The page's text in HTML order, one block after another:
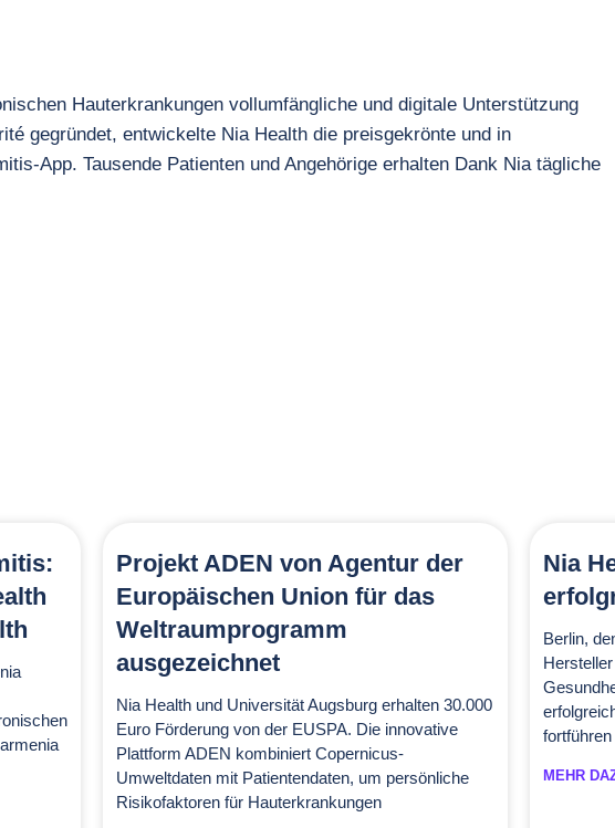
Hauterkrankungen vollumfängliche und digitale Unterstützung
gegründet, entwickelte Nia Health die preisgekrönte und in
App. Tausende Patienten und Angehörige erhalten Dank Nia tägliche
Projekt ADEN von Agentur der
Europäischen Union für das
Weltraumprogramm
ausgezeichnet
Nia Health und Universität Augsburg erhalten 30.000
Euro Förderung von der EUSPA. Die innovative
Plattform ADEN kombiniert Copernicus-
Umweltdaten mit Patientendaten, um persönliche
Risikofaktoren für Hauterkrankungen
Nia
Berlin,
MEHR